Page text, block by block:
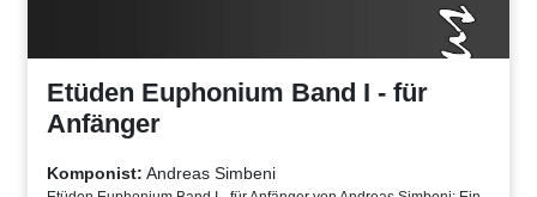
Etüden Euphonium Band I - für
Anfänger
Komponist: Andreas Simbeni